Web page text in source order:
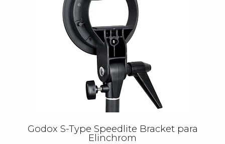
Godox S-Type Speedlite Bracket para
Elinchrom